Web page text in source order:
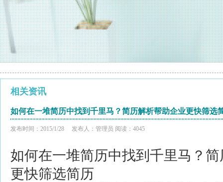
相关资讯
如何在一堆简历中找到千里马？简历解析帮助企业更快筛选
发布时间：2015/1/28 发布人：管理员 阅读：4045
如何在一堆简历中找到千里马？
更快筛选简历